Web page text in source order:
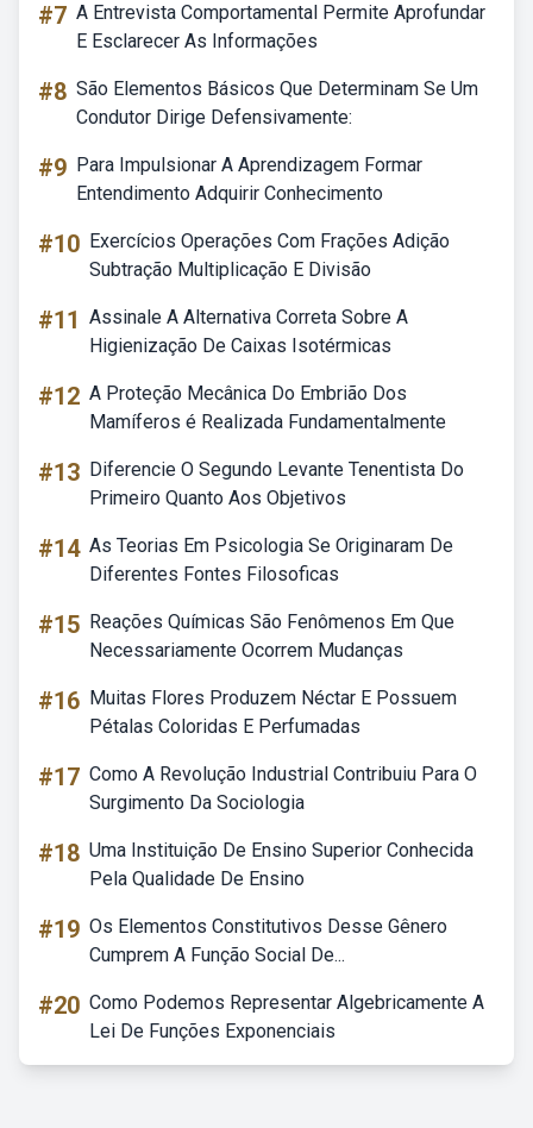
#7 A Entrevista Comportamental Permite Aprofundar
E Esclarecer As Informações
#8 São Elementos Básicos Que Determinam Se Um
Condutor Dirige Defensivamente:
#9 Para Impulsionar A Aprendizagem Formar
Entendimento Adquirir Conhecimento
#10 Exercícios Operações Com Frações Adição
Subtração Multiplicação E Divisão
#11 Assinale A Alternativa Correta Sobre A
Higienização De Caixas Isotérmicas
#12 A Proteção Mecânica Do Embrião Dos
Mamíferos é Realizada Fundamentalmente
#13 Diferencie O Segundo Levante Tenentista Do
Primeiro Quanto Aos Objetivos
#14 As Teorias Em Psicologia Se Originaram De
Diferentes Fontes Filosoficas
#15 Reações Químicas São Fenômenos Em Que
Necessariamente Ocorrem Mudanças
#16 Muitas Flores Produzem Néctar E Possuem
Pétalas Coloridas E Perfumadas
#17 Como A Revolução Industrial Contribuiu Para O
Surgimento Da Sociologia
#18 Uma Instituição De Ensino Superior Conhecida
Pela Qualidade De Ensino
#19 Os Elementos Constitutivos Desse Gênero
Cumprem A Função Social De...
#20 Como Podemos Representar Algebricamente A
Lei De Funções Exponenciais